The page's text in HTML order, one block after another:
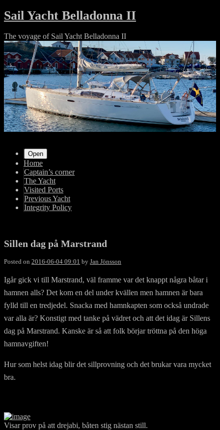
Skip
to
Sail Yacht Belladonna II
The voyage of Sail Yacht Belladonna II
Primary
Navigation
Open
Home
Captain’s corner
The Yacht
Visited Ports
Previous Yacht
Integrity Policy
Sillen dag på Marstrand
Posted on 2016-06-04 09:01 by Jan Jönsson
Igår gick vi till Marstrand, väl framme var det knappt några båtar i
hamnen alls? Det kom en del under kvällen men hamnen är bara
fylld till en tredjedel. Snacka med hamnkapten som också undrade
var alla är? Konstigt med tanke på vädret och att det idag är Sillens
dag på Marstrand. Kanske är så att folk börjar tröttna på den höga
hamnavgiften!
Hur som helst idag blir det sillprovning och det brukar vara mycket
bra.
Visar prov på att drejabi, båten stig nästan still.